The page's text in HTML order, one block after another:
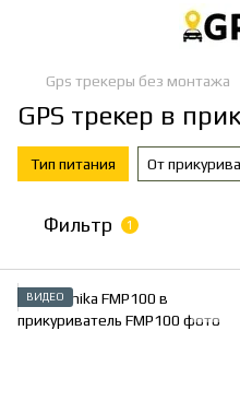
Gps трекеры без монтажа
GPS трекер в
Тип питания От
Фильтр 1
ВИДЕО